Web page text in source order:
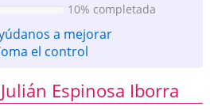
10% completada
a mejorar
el control
Espinosa Iborra